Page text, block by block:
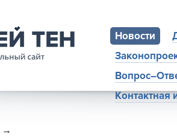
Новости
→